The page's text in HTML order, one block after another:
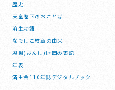
歴史
天皇陛下のおことば
済生勅語
なでしこ紋章の由来
恩賜(おんし)財団の表記
年表
済生会110年誌デジタルブック